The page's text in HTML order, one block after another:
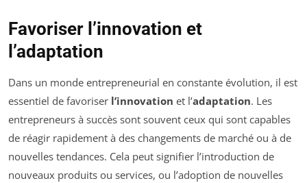
Favoriser l’innovation et
l’adaptation
Dans un monde entrepreneurial en constante évolution, il est
essentiel de favoriser l’innovation et l’adaptation. Les
entrepreneurs à succès sont souvent ceux qui sont capables
de réagir rapidement à des changements de marché ou à de
nouvelles tendances. Cela peut signifier l’introduction de
nouveaux produits ou services, ou l’adoption de nouvelles